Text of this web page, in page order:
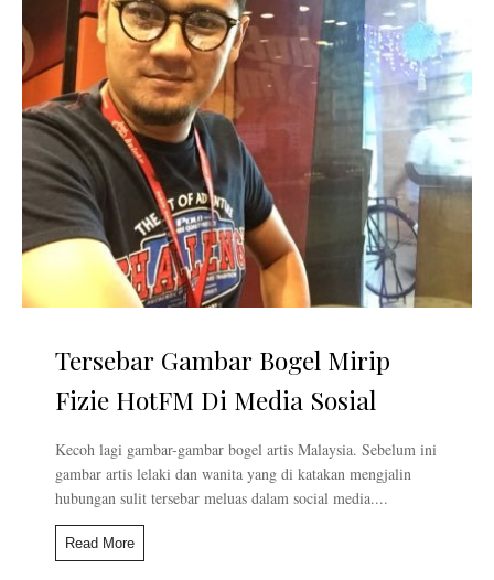
Tersebar Gambar Bogel Mirip
Fizie HotFM Di Media Sosial
Kecoh lagi gambar-gambar bogel artis Malaysia. Sebelum ini
gambar artis lelaki dan wanita yang di katakan mengjalin
hubungan sulit tersebar meluas dalam social media....
Read More